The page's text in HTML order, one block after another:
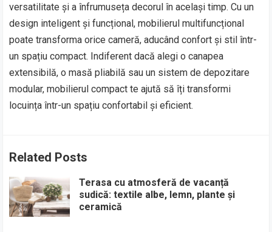
versatilitate și a înfrumuseța decorul în același timp. Cu un
design inteligent și funcțional, mobilierul multifuncțional
poate transforma orice cameră, aducând confort și stil într-
un spațiu compact. Indiferent dacă alegi o canapea
extensibilă, o masă pliabilă sau un sistem de depozitare
modular, mobilierul compact te ajută să îți transformi
locuința într-un spațiu confortabil și eficient.
Related Posts
Terasa cu atmosferă de vacanță
sudică: textile albe, lemn, plante și
ceramică